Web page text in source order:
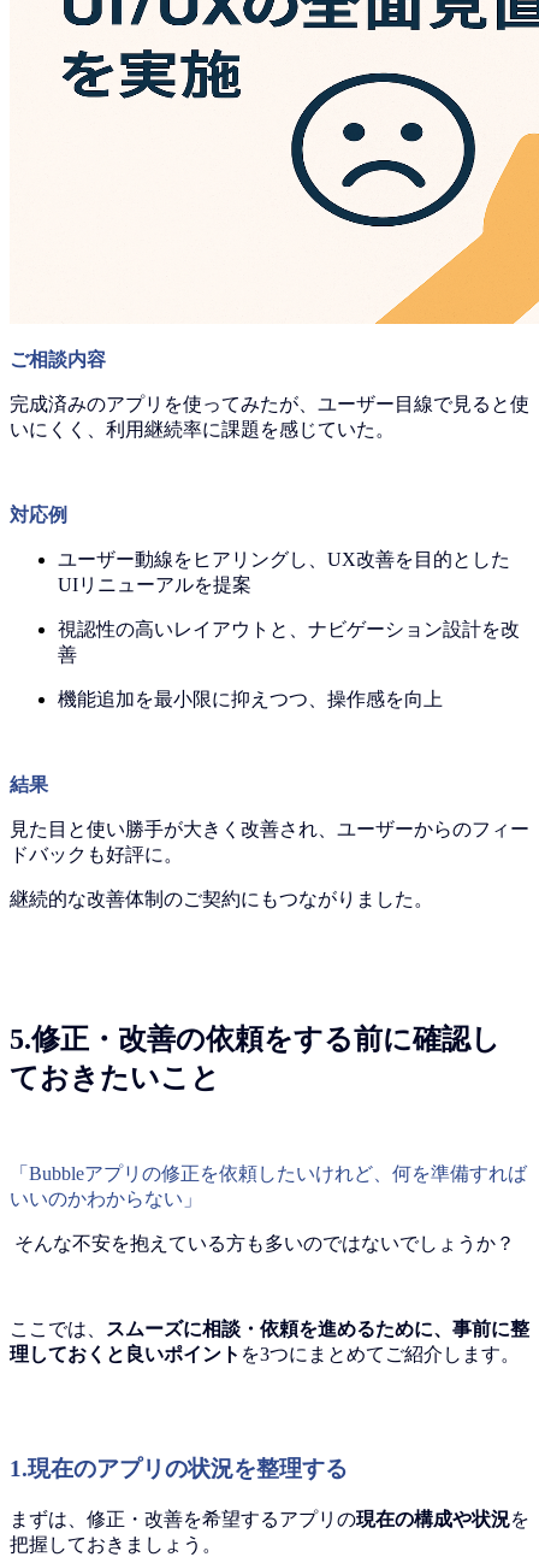
ご相談内容
完成済みのアプリを使ってみたが、ユーザー目線で見ると使
いにくく、利用継続率に課題を感じていた。
対応例
ユーザー動線をヒアリングし、UX改善を目的とした
UIリニューアルを提案
視認性の高いレイアウトと、ナビゲーション設計を改
善
機能追加を最小限に抑えつつ、操作感を向上
結果
見た目と使い勝手が大きく改善され、ユーザーからのフィー
ドバックも好評に。
継続的な改善体制のご契約にもつながりました。
5.修正・改善の依頼をする前に確認し
ておきたいこと
「Bubbleアプリの修正を依頼したいけれど、何を準備すれば
いいのかわからない」
そんな不安を抱えている方も多いのではないでしょうか？
ここでは、
スムーズに相談・依頼を進めるために、事前に整
理しておくと良いポイント を3つにまとめてご紹介します。
1.現在のアプリの状況を整理する
まずは、修正・改善を希望するアプリの現在の構成や状況を
把握しておきましょう。